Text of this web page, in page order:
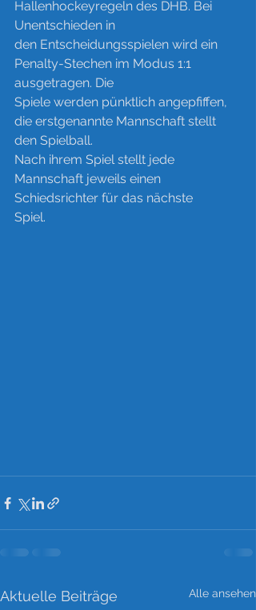
Hallenhockeyregeln des DHB. Bei
Unentschieden in
den Entscheidungsspielen wird ein
Penalty-Stechen im Modus 1:1
ausgetragen. Die
Spiele werden pünktlich angepfiffen,
die erstgenannte Mannschaft stellt
den Spielball.
Nach ihrem Spiel stellt jede
Mannschaft jeweils einen
Schiedsrichter für das nächste
Spiel.
Aktuelle Beiträge Alle ansehen